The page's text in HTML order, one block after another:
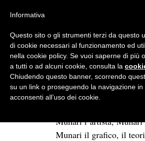
BROWSE TAG
Arte- Page 28
La Rivoluzione
Bruno Munari
opere dell’artista
Munari l’artista,
Munari il grafico, il
Informativa
Questo sito o gli strumenti terzi da questo
di cookie necessari al funzionamento ed
nella cookie policy. Se vuoi saperne di più
a tutti o ad alcuni cookie, consulta la
Chiudendo questo banner, scorrendo
su un link o proseguendo la navigazione in
acconsenti all’uso dei cookie.